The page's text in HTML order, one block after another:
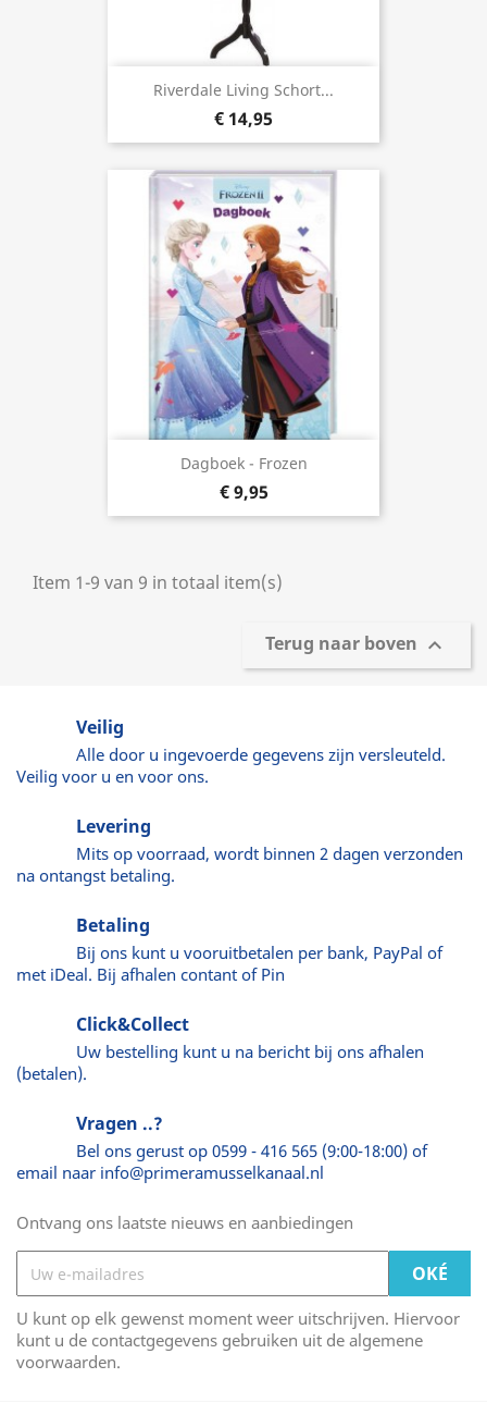
Riverdale Living Schort...
€ 14,95
Dagboek - Frozen
€ 9,95
Item 1-9 van 9 in totaal item(s)
Terug naar boven 
Veilig
Alle door u ingevoerde gegevens zijn versleuteld.
Veilig voor u en voor ons.
Levering
Mits op voorraad, wordt binnen 2 dagen verzonden
na ontangst betaling.
Betaling
Bij ons kunt u vooruitbetalen per bank, PayPal of
met iDeal. Bij afhalen contant of Pin
Click&Collect
Uw bestelling kunt u na bericht bij ons afhalen
(betalen).
Vragen ..?
Bel ons gerust op 0599 - 416 565 (9:00-18:00) of
email naar info@primeramusselkanaal.nl
Ontvang ons laatste nieuws en aanbiedingen
U kunt op elk gewenst moment weer uitschrijven. Hiervoor
kunt u de contactgegevens gebruiken uit de algemene
voorwaarden.